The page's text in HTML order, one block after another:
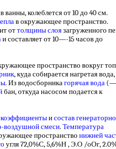
ванны, колеблется от 10 до 40 см.
в окружающее пространство.
оттолщины слоязагруженного
и составляет от 10—-15 часов до
пространство вокруг
, куда собирается нагретая вода,
. Из водосборникагорячая вода
бан, откуда насосом подается к
исостав
воздушной смеси.Температура
пространство нижней
угля 72,0%С, 5,6%Н , Э.О /оОг,